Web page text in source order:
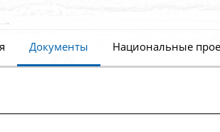
Документы Национальные